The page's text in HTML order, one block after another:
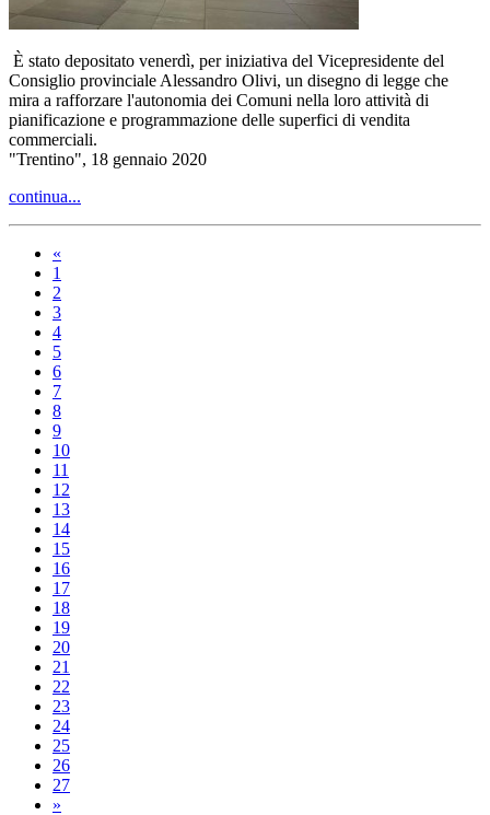
È stato depositato venerdì, per iniziativa del Vicepresidente del
Consiglio provinciale Alessandro Olivi, un disegno di legge che
mira a rafforzare l'autonomia dei Comuni nella loro attività di
pianificazione e programmazione delle superfici di vendita
commerciali.
"Trentino", 18 gennaio 2020
continua...
«
1
2
3
4
5
6
7
8
9
10
11
12
13
14
15
16
17
18
19
20
21
22
23
24
25
26
27
»